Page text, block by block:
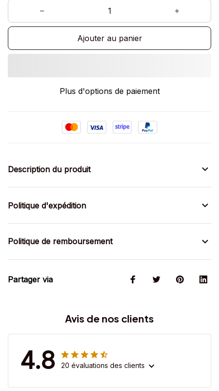
Ajouter au panier
Plus d'options de paiement
Description du produit
Politique d'expédition
Politique de remboursement
Partager via
Avis de nos clients
4.8 20 évaluations des clients